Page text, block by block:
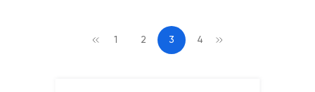
1 2 3 4